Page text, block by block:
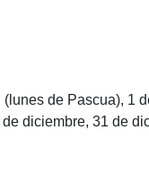
de Pascua), 1
diciembre, 31 de